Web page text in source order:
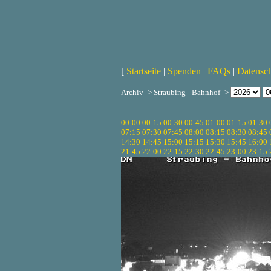
[ Startseite | Spenden | FAQs |
Archiv -> Straubing - Bahnhof ->
00:00 00:15 00:30 00:45 01:00 01:15 01:30
07:15 07:30 07:45 08:00 08:15 08:30 08:45
14:30 14:45 15:00 15:15 15:30 15:45 16:00
21:45 22:00 22:15 22:30 22:45 23:00 23:15